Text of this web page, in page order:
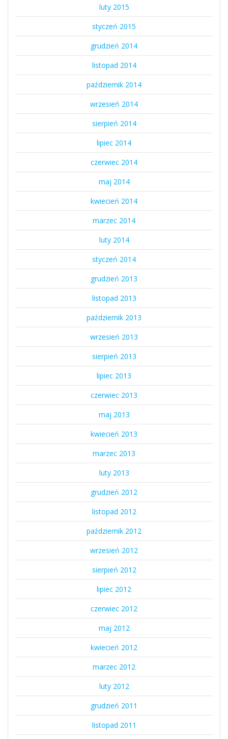
luty 2015
styczeń 2015
grudzień 2014
listopad 2014
październik 2014
wrzesień 2014
sierpień 2014
lipiec 2014
czerwiec 2014
maj 2014
kwiecień 2014
marzec 2014
luty 2014
styczeń 2014
grudzień 2013
listopad 2013
październik 2013
wrzesień 2013
sierpień 2013
lipiec 2013
czerwiec 2013
maj 2013
kwiecień 2013
marzec 2013
luty 2013
grudzień 2012
listopad 2012
październik 2012
wrzesień 2012
sierpień 2012
lipiec 2012
czerwiec 2012
maj 2012
kwiecień 2012
marzec 2012
luty 2012
grudzień 2011
listopad 2011